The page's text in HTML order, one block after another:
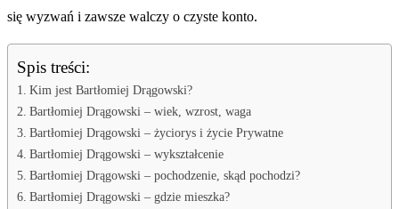
się wyzwań i zawsze walczy o czyste konto.
Spis treści:
Kim jest Bartłomiej Drągowski?
Bartłomiej Drągowski – wiek, wzrost, waga
Bartłomiej Drągowski – życiorys i życie Prywatne
Bartłomiej Drągowski – wykształcenie
Bartłomiej Drągowski – pochodzenie, skąd pochodzi?
Bartłomiej Drągowski – gdzie mieszka?